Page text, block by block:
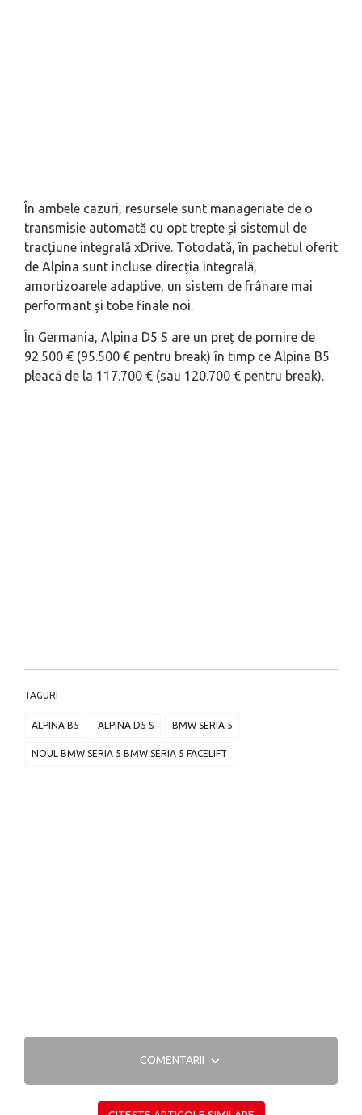
În ambele cazuri, resursele sunt manageriate de o
transmisie automată cu opt trepte și sistemul de
tracțiune integrală xDrive. Totodată, în pachetul oferit
de Alpina sunt incluse direcția integrală,
amortizoarele adaptive, un sistem de frânare mai
performant și tobe finale noi.
În Germania, Alpina D5 S are un preț de pornire de
92.500 € (95.500 € pentru break) în timp ce Alpina B5
pleacă de la 117.700 € (sau 120.700 € pentru break).
TAGURI
ALPINA B5 ALPINA D5 S BMW SERIA 5
NOUL BMW SERIA 5 BMW SERIA 5 FACELIFT
COMENTARII